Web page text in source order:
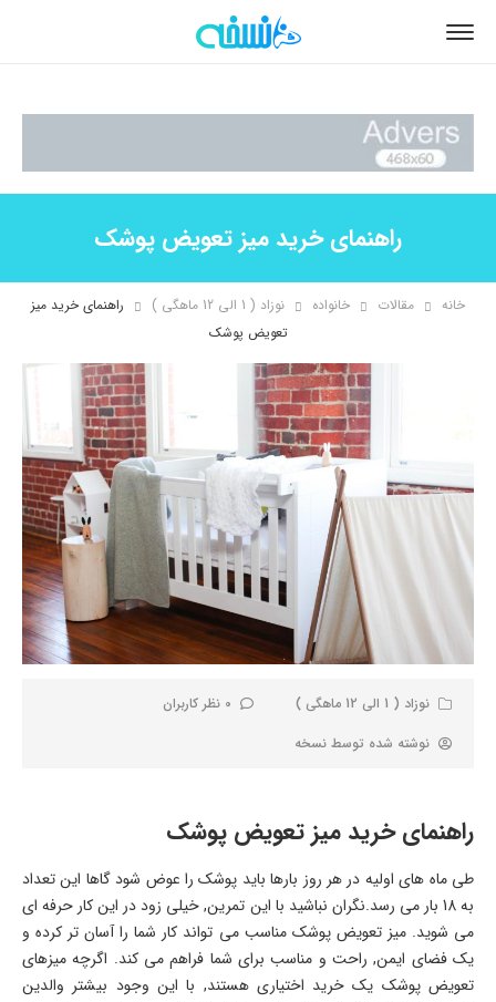
راهنمای خرید میز تعویض پوشک
خانه مقالات خانواده نوزاد ( 1 الی 12 ماهگی )
راهنمای خرید میز
تعویض پوشک
نوزاد ( 1 الی 12 ماهگی )
0 نظر کاربران
نوشته شده توسط نسخه
راهنمای خرید میز تعویض پوشک
طی ماه های اولیه در هر روز بارها باید پوشک را عوض شود گاها این تعداد
به 18 بار می رسد.نگران نباشید با این تمرین, خیلی زود در این کار حرفه ای
می شوید. میز تعویض پوشک مناسب می تواند کار شما را آسان تر کرده و
یک فضای ایمن, راحت و مناسب برای شما فراهم می کند. اگرچه میزهای
تعویض پوشک یک خرید اختیاری هستند, با این وجود بیشتر والدین